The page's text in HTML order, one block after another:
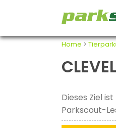
Home >
Dieses Ziel
Parkscout-